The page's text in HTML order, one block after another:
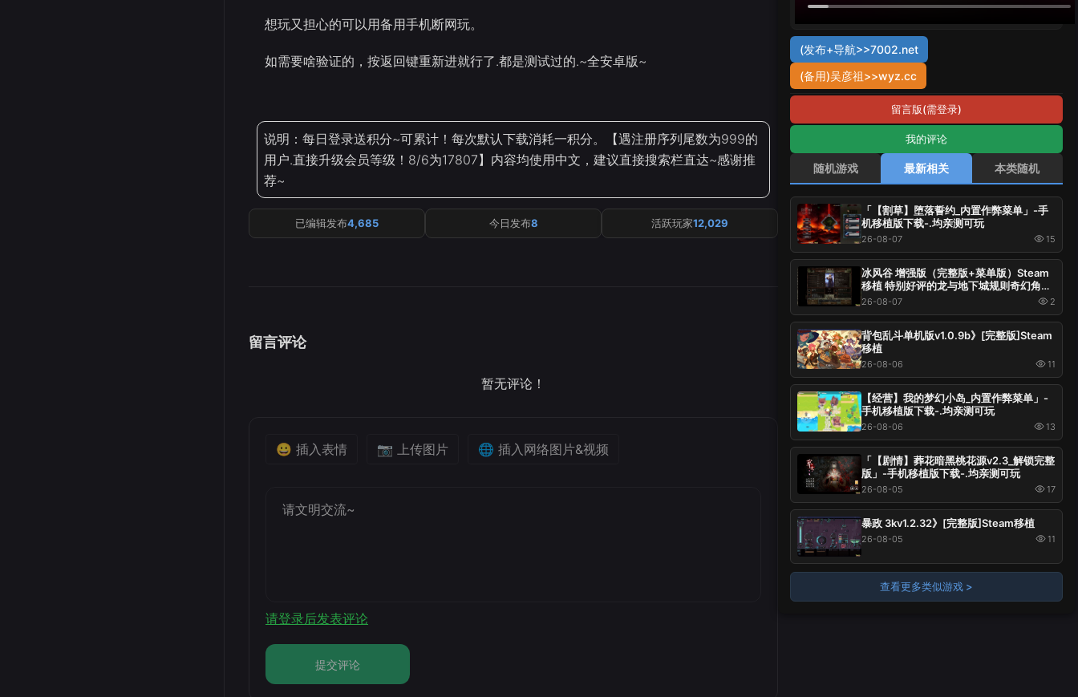
想玩又担心的可以用备用手机断网玩。
如需要啥验证的，按返回键重新进就行了.都是测试过的.~全安卓版~
说明：每日登录送积分~可累计！每次默认下载消耗一积分。【遇注册序列尾数为999的
用户.直接升级会员等级！8/6为17807】内容均使用中文，建议直接搜索栏直达~感谢推
荐~
已编辑发布4,685 今日发布8 活跃玩家12,029
留言评论
暂无评论！
😀 插入表情 📷 上传图片 🌐 插入网络图片&视频
请登录后发表评论
提交评论
(发布+导航>>7002.net
(备用)吴彦祖>>wyz.cc
留言版(需登录)
我的评论
随机游戏 最新相关 本类随机
「【割草】堕落誓约_内置作弊菜单」-手
机移植版下载-.均亲测可玩
26-08-07 15
冰风谷 增强版（完整版+菜单版）Steam
移植 特别好评的龙与地下城规则奇幻角色
扮演游戏！
26-08-07 2
背包乱斗单机版v1.0.9b》[完整版]Steam
移植
26-08-06 11
【经营】我的梦幻小岛_内置作弊菜单」-
手机移植版下载-.均亲测可玩
26-08-06 13
「【剧情】葬花暗黑桃花源v2.3_解锁完整
版」-手机移植版下载-.均亲测可玩
26-08-05 17
暴政 3kv1.2.32》[完整版]Steam移植
26-08-05 11
查看更多类似游戏 >